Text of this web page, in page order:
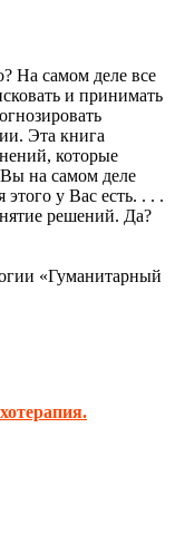
На самом деле все
и принимать
Эта книга
которые
Вы на самом деле
у Вас есть. . . .
решений. Да?
«Гуманитарный